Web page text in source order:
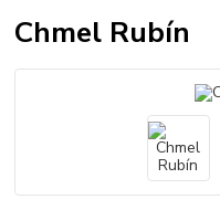
Chmel Rubín